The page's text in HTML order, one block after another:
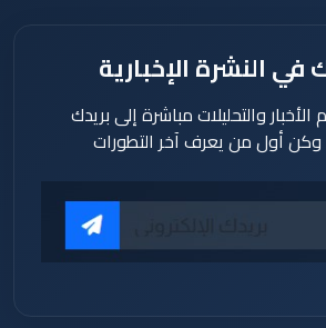
في النشرة الإخبارية
والتحليلات مباشرة إلى بريدك
وكن أول من يعرف آخر التطورات